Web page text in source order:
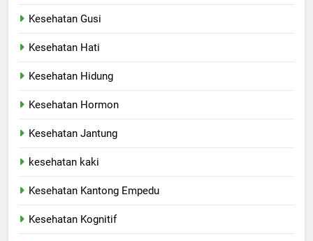
Kesehatan Gusi
Kesehatan Hati
Kesehatan Hidung
Kesehatan Hormon
Kesehatan Jantung
kesehatan kaki
Kesehatan Kantong Empedu
Kesehatan Kognitif